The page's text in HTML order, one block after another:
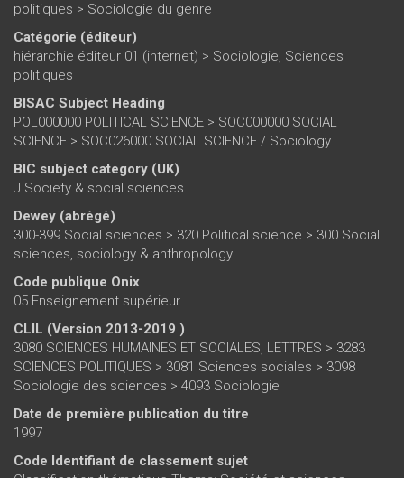
politiques > Sociologie du genre
Catégorie (éditeur)
hiérarchie éditeur 01 (internet) > Sociologie, Sciences
politiques
BISAC Subject Heading
POL000000 POLITICAL SCIENCE > SOC000000 SOCIAL
SCIENCE > SOC026000 SOCIAL SCIENCE / Sociology
BIC subject category (UK)
J Society & social sciences
Dewey (abrégé)
300-399 Social sciences > 320 Political science > 300 Social
sciences, sociology & anthropology
Code publique Onix
05 Enseignement supérieur
CLIL (Version 2013-2019 )
3080 SCIENCES HUMAINES ET SOCIALES, LETTRES > 3283
SCIENCES POLITIQUES > 3081 Sciences sociales > 3098
Sociologie des sciences > 4093 Sociologie
Date de première publication du titre
1997
Code Identifiant de classement sujet